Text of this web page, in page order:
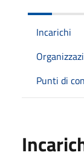
Incarichi
Punti di